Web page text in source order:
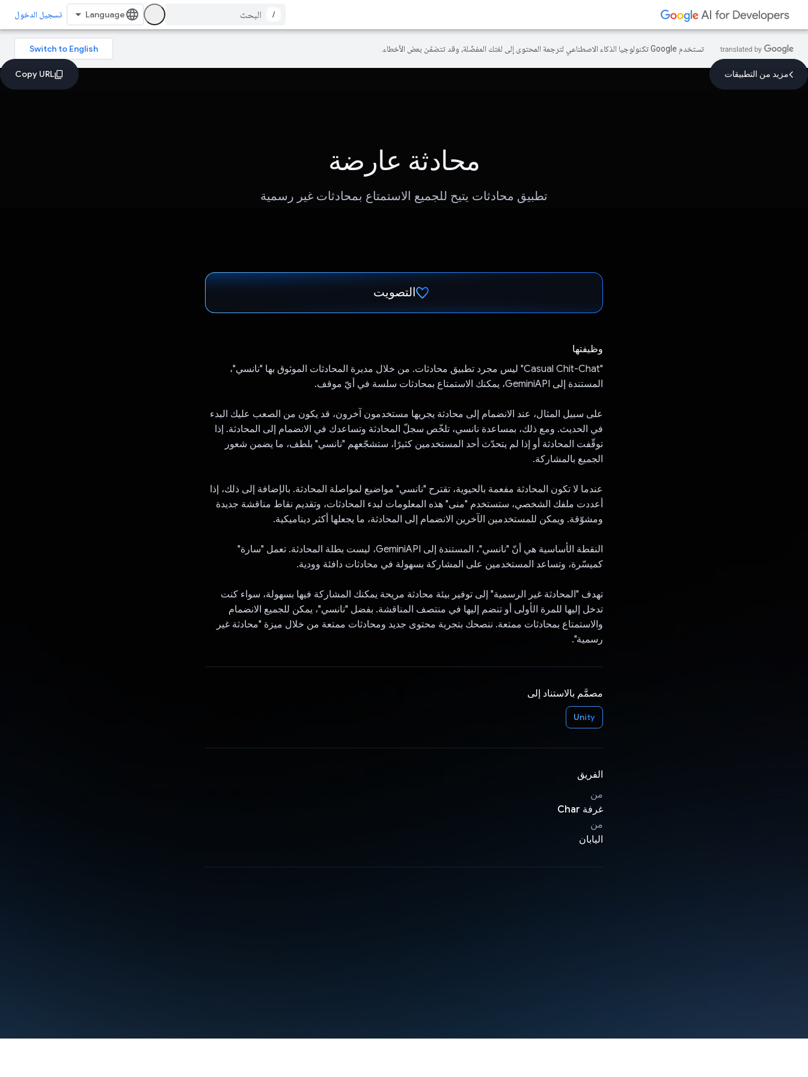
/ تسجيل الدخول
تستخدم Google تكنولوجيا الذكاء الاصطناعي لترجمة المحتوى إلى لغتك المفضّلة، وقد تتضمّن بعض الأخطاء.
مزيد من التطبيقات
محادثة عارضة
تطبيق محادثات يتيح للجميع الاستمتاع بمحادثات غير رسمية
التصويت
وظيفتها
"Casual Chit-Chat" ليس مجرد تطبيق محادثات. من خلال مديرة المحادثات الموثوق بها "نانسي"،
المستندة إلى GeminiAPI، يمكنك الاستمتاع بمحادثات سلسة في أيّ موقف.
على سبيل المثال، عند الانضمام إلى محادثة يجريها مستخدمون آخرون، قد يكون من الصعب عليك البدء
في الحديث. ومع ذلك، بمساعدة نانسي، تلخّص سجلّ المحادثة وتساعدك في الانضمام إلى المحادثة. إذا
توقّفت المحادثة أو إذا لم يتحدّث أحد المستخدمين كثيرًا، ستشجّعهم "نانسي" بلطف، ما يضمن شعور
الجميع بالمشاركة.
عندما لا تكون المحادثة مفعمة بالحيوية، تقترح "نانسي" مواضيع لمواصلة المحادثة. بالإضافة إلى ذلك، إذا
أعددت ملفك الشخصي، ستستخدم "منى" هذه المعلومات لبدء المحادثات، وتقديم نقاط مناقشة جديدة
ومشوّقة. ويمكن للمستخدمين الآخرين الانضمام إلى المحادثة، ما يجعلها أكثر ديناميكية.
النقطة الأساسية هي أنّ "نانسي"، المستندة إلى GeminiAPI، ليست بطلة المحادثة. تعمل "سارة"
كميسّرة، وتساعد المستخدمين على المشاركة بسهولة في محادثات دافئة وودية.
تهدف "المحادثة غير الرسمية" إلى توفير بيئة محادثة مريحة يمكنك المشاركة فيها بسهولة، سواء كنت
تدخل إليها للمرة الأولى أو تنضم إليها في منتصف المناقشة. بفضل "نانسي"، يمكن للجميع الانضمام
والاستمتاع بمحادثات ممتعة. ننصحك بتجربة محتوى جديد ومحادثات ممتعة من خلال ميزة "محادثة غير
رسمية".
مصمَّم بالاستناد إلى
Unity
الفريق
من
غرفة Char
من
اليابان